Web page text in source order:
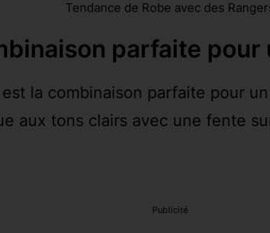
Tendance de Robe avec des
parfaite
la combinaison parfaite pour
aux tons clairs avec une fente
Publicité